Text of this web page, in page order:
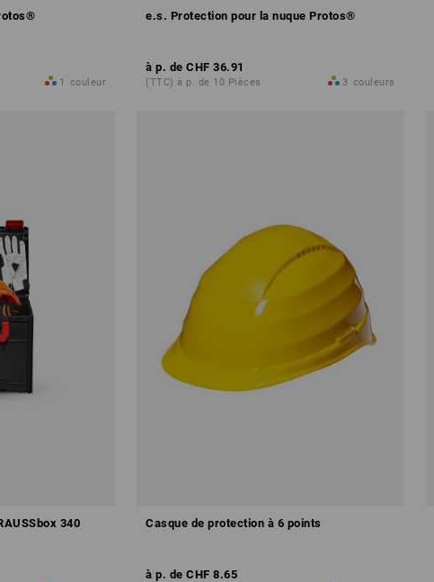
1 couleur
e.s. Protection pour la nuque Protos®
à p. de CHF 36.91
(TTC) à p. de 10 Pièces 3 couleurs
340
Casque de protection à 6 points
à p. de CHF 8.65